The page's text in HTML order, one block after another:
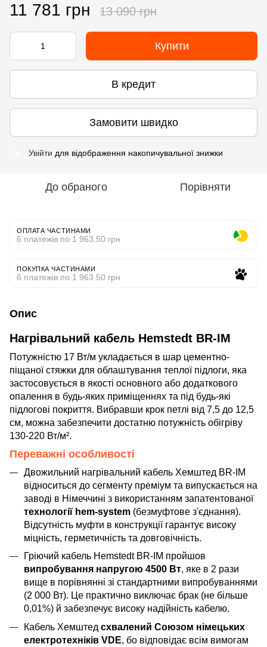
11 781 грн 13 090 грн
Купити
В кредит
Замовити швидко
Увійти для відображення накопичувальної знижки
До обраного Порівняти
ОПЛАТА ЧАСТИНАМИ
6 платежів по 1 963.50 грн
ПОКУПКА ЧАСТИНАМИ
6 платежів по 1 963.50 грн
Опис
Нагрівальний кабель Hemstedt BR-IM
Потужністю 17 Вт/м укладається в шар цементно-
піщаної стяжки для облаштування теплої підлоги, яка
застосовується в якості основного або додаткового
опалення в будь-яких приміщеннях та під будь-які
підлогові покриття. Вибравши крок петлі від 7,5 до 12,5
см, можна забезпечити достатню потужність обігріву
130-220 Вт/м².
Переважні особливості
Двожильний нагрівальний кабель Хемштед BR-IM
відноситься до сегменту преміум та випускається на
заводі в Німеччині з використанням запатентованої
технології hem-system (безмуфтове з'єднання).
Відсутність муфти в конструкції гарантує високу
міцність, герметичність та довговічність.
Гріючий кабель Hemstedt BR-IM пройшов
випробування напругою 4500 Вт, яке в 2 рази
вище в порівнянні зі стандартними випробуваннями
(2 000 Вт). Це практично виключає брак (не більше
0,01%) й забезпечує високу надійність кабелю.
Кабель Хемштед схвалений Союзом німецьких
електротехніків VDE, бо відповідає всім вимогам